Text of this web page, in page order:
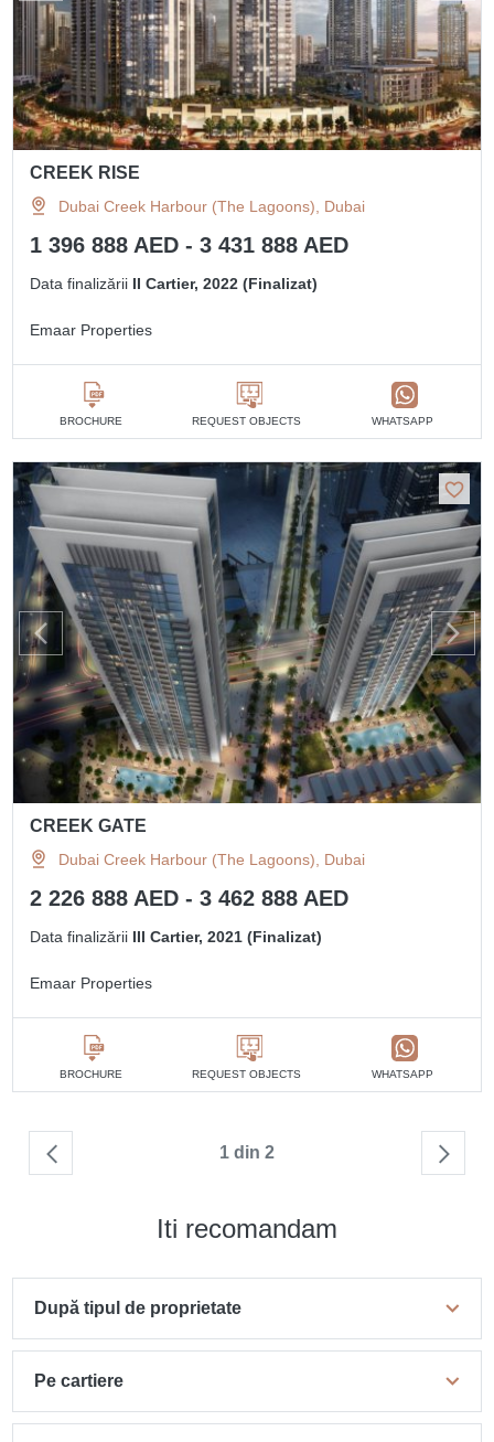
CREEK RISE
Dubai Creek Harbour (The Lagoons), Dubai
1 396 888 AED - 3 431 888 AED
Data finalizării II Cartier, 2022 (Finalizat)
Emaar Properties
BROCHURE REQUEST OBJECTS WHATSAPP
CREEK GATE
Dubai Creek Harbour (The Lagoons), Dubai
2 226 888 AED - 3 462 888 AED
Data finalizării III Cartier, 2021 (Finalizat)
Emaar Properties
BROCHURE REQUEST OBJECTS WHATSAPP
1 din 2
Iti recomandam
După tipul de proprietate
Pe cartiere